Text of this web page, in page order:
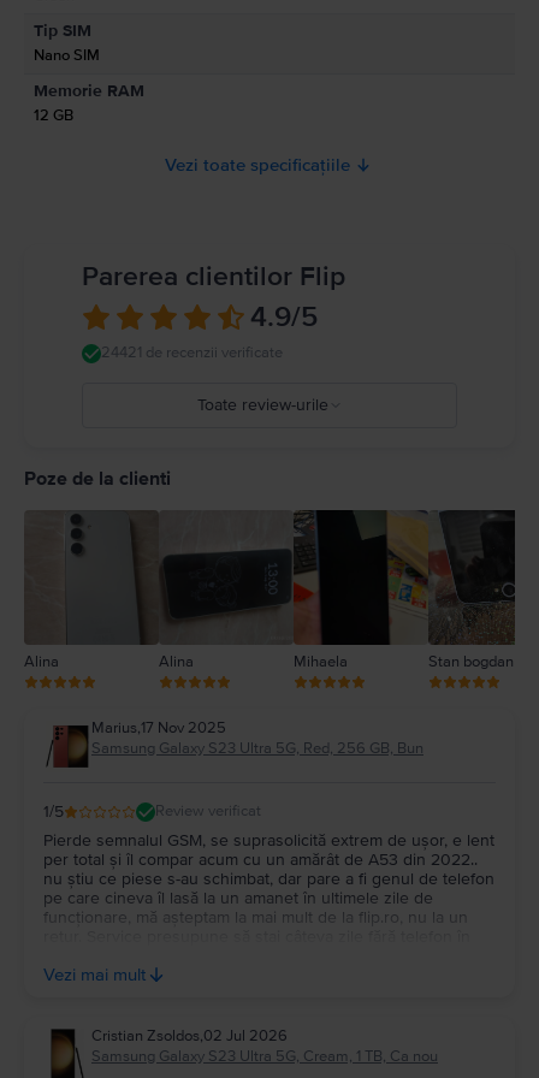
cumpăra de la Flip la un preț mai mic, dar cu aceleași beneficii pe care le
iubești, adică garanție, retur gratuit și posibilitatea de a-l achita în rate.
Informatii privind avertismentele de siguranta cu privire la produs.
A se citi manualul
Tip SIM
Nano SIM
Memorie RAM
12 GB
Vezi toate specificațiile
Parerea clientilor Flip
4.9/5
24421 de recenzii verificate
Toate review-urile
1
Poze de la clienti
Alina Alina Mihaela Stan bogdan
Marius,17 Nov 2025
Samsung Galaxy S23 Ultra 5G, Red, 256 GB, Bun
1/5 Review verificat
Pierde semnalul GSM, se suprasolicită extrem de ușor, e lent
per total și îl compar acum cu un amărât de A53 din 2022..
nu știu ce piese s-au schimbat, dar pare a fi genul de telefon
pe care cineva îl lasă la un amanet în ultimele zile de
funcționare, mă așteptam la mai mult de la flip.ro, nu la un
Recomand precauție la astfel de achiziții
Vezi mai mult
Cristian Zsoldos,02 Jul 2026
Samsung Galaxy S23 Ultra 5G, Cream, 1 TB, Ca nou